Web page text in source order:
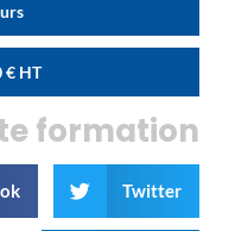
€ HT
formation
Twitter